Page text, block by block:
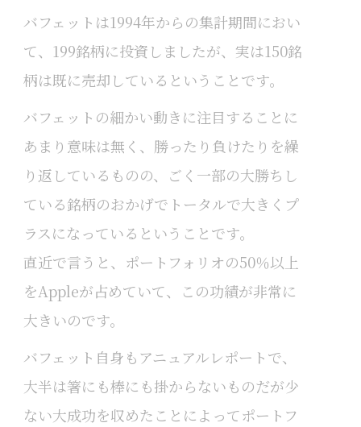
バフェットは1994年からの集計期間におい
て、199銘柄に投資しましたが、実は150銘
柄は既に売却しているということです。
バフェットの細かい動きに注目することに
あまり意味は無く、勝ったり負けたりを繰
り返しているものの、ごく一部の大勝ちし
ている銘柄のおかげでトータルで大きくプ
ラスになっているということです。
直近で言うと、ポートフォリオの50％以上
をAppleが占めていて、この功績が非常に
大きいのです。
バフェット自身もアニュアルレポートで、
大半は箸にも棒にも掛からないものだが少
ない大成功を収めたことによってポートフ